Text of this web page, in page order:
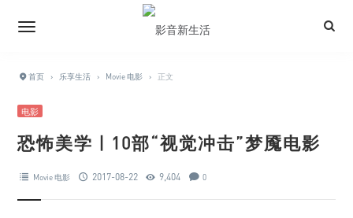
首页 › 乐享生活 › Movie 电影 › 正文
电影
恐怖美学 | 10部“视觉冲击”梦魇电影
Movie 电影 2017-08-22 9,404 0